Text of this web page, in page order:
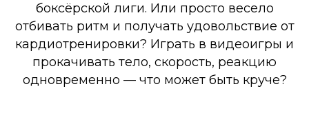
боксёрской лиги. Или просто весело
отбивать ритм и получать удовольствие от
кардиотренировки? Играть в видеоигры и
прокачивать тело, скорость, реакцию
одновременно — что может быть круче?